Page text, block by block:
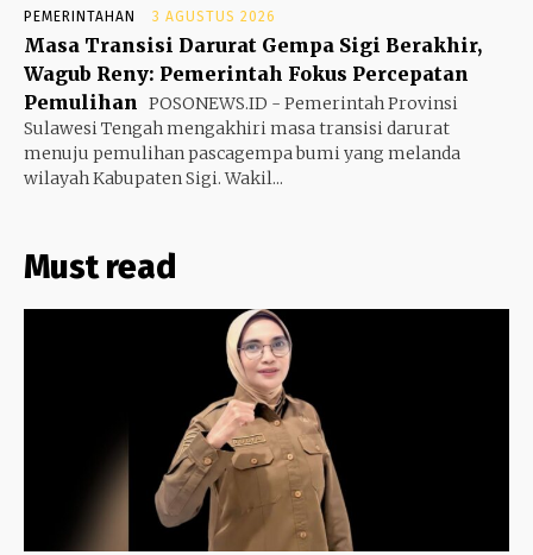
PEMERINTAHAN 3 AGUSTUS 2026
Masa Transisi Darurat Gempa Sigi Berakhir,
Wagub Reny: Pemerintah Fokus Percepatan
Pemulihan
POSONEWS.ID - Pemerintah Provinsi
Sulawesi Tengah mengakhiri masa transisi darurat
menuju pemulihan pascagempa bumi yang melanda
wilayah Kabupaten Sigi. Wakil...
Must read